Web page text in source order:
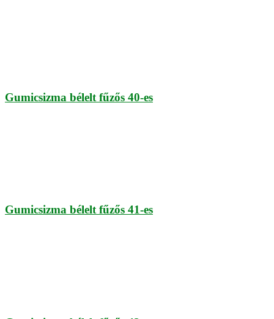
Gumicsizma bélelt fűzős 40-es
Gumicsizma bélelt fűzős 41-es